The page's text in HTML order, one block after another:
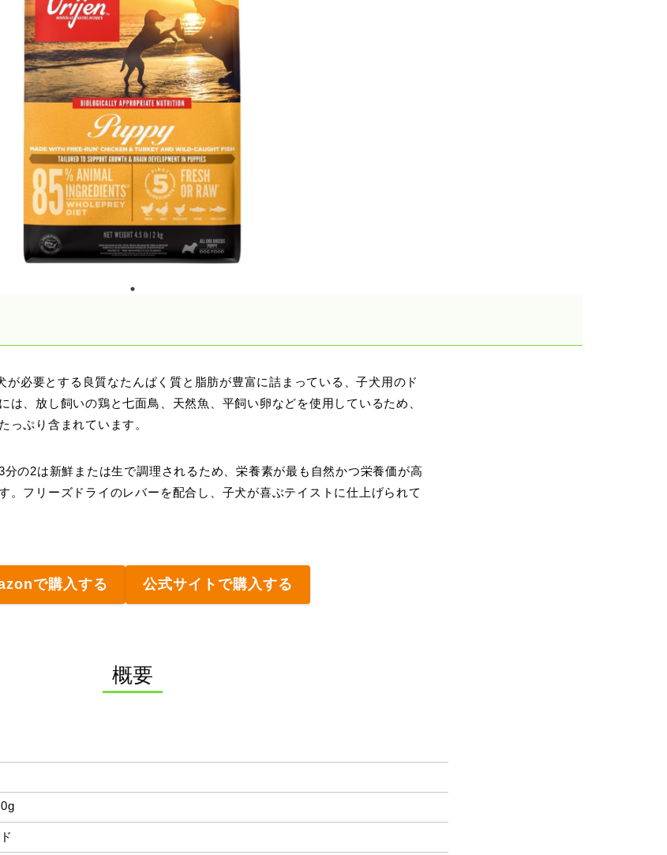
が必要とする良質なたんぱく質と脂肪が豊富に詰まっている、子犬用のド
は、放し飼いの鶏と七面鳥、天然魚、平飼い卵などを使用しているため、
っぷり含まれています。
分の2は新鮮または生で調理されるため、栄養素が最も自然かつ栄養価が高
。フリーズドライのレバーを配合し、子犬が喜ぶテイストに仕上げられて
で購入する 公式サイトで購入する
概要